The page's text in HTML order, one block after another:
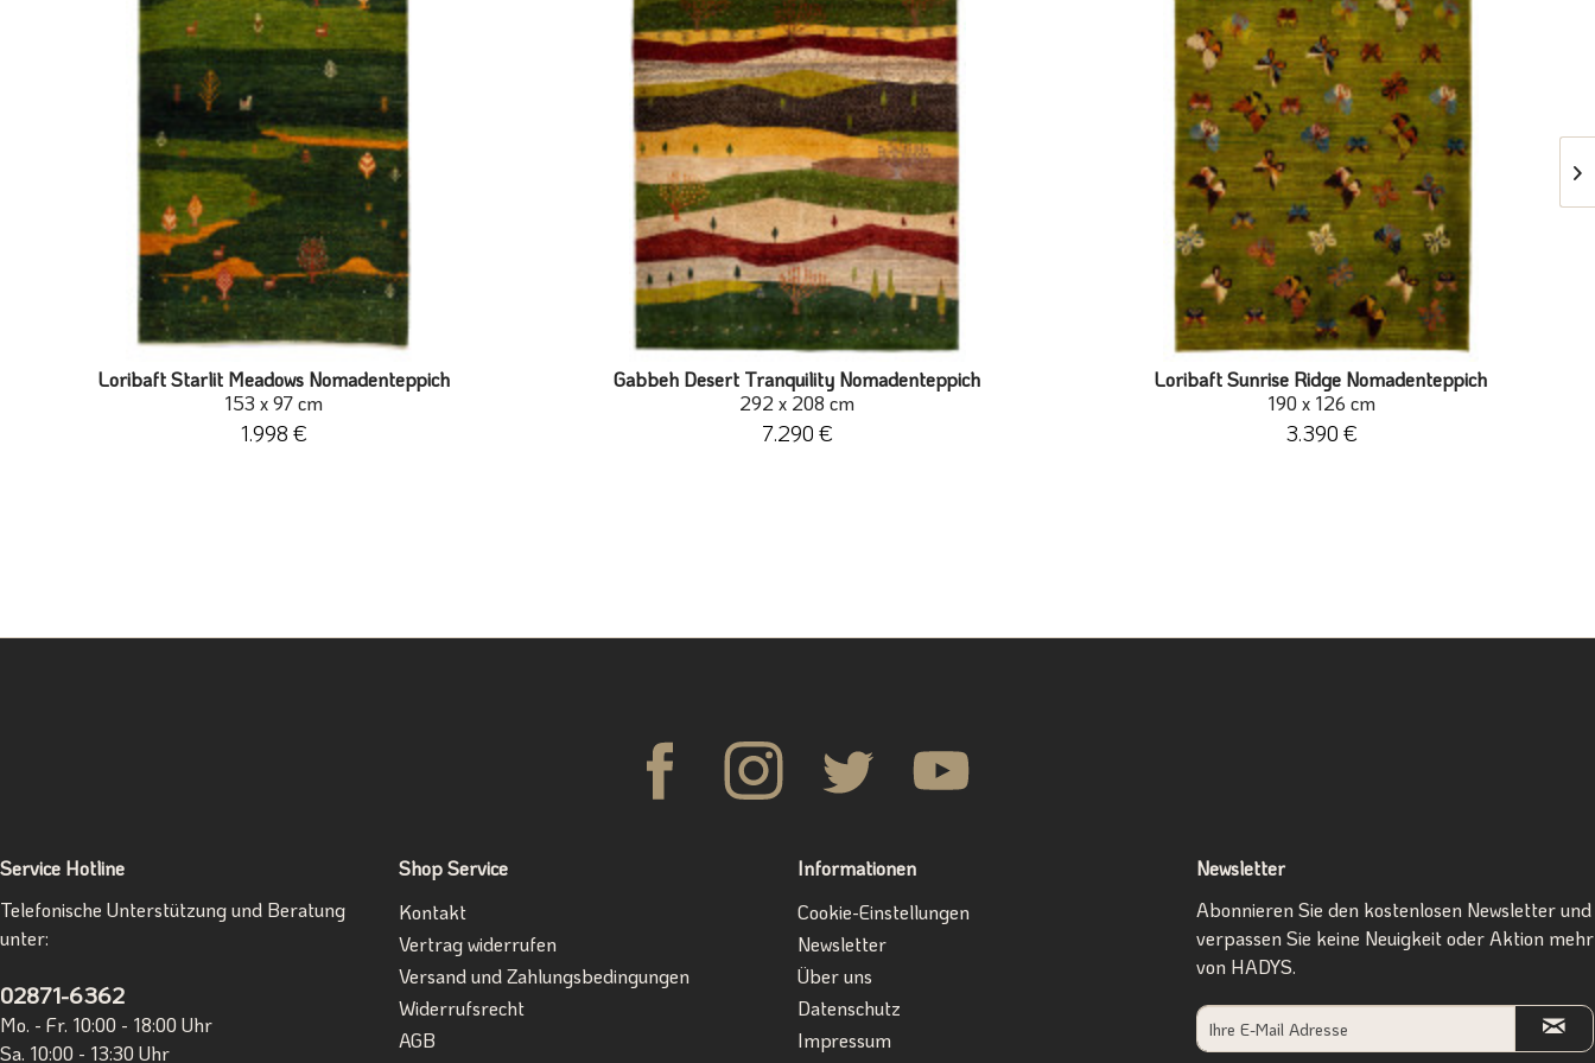
Loribaft Starlit Meadows Nomadenteppich
153 x 97 cm
1.998 €
Gabbeh Desert Tranquility Nomadenteppich
292 x 208 cm
7.290 €
Loribaft Sunrise Ridge Nomadenteppich
190 x 126 cm
3.390 €
Service Hotline
Telefonische Unterstützung und Beratung
unter:
02871-6362
Mo. - Fr. 10:00 - 18:00 Uhr
Sa. 10:00 - 13:30 Uhr
Shop Service
Kontakt
Vertrag widerrufen
Versand und Zahlungsbedingungen
Widerrufsrecht
AGB
Informationen
Cookie-Einstellungen
Newsletter
Über uns
Datenschutz
Impressum
Newsletter
Abonnieren Sie den kostenlosen Newsletter und
verpassen Sie keine Neuigkeit oder Aktion mehr
von HADYS.